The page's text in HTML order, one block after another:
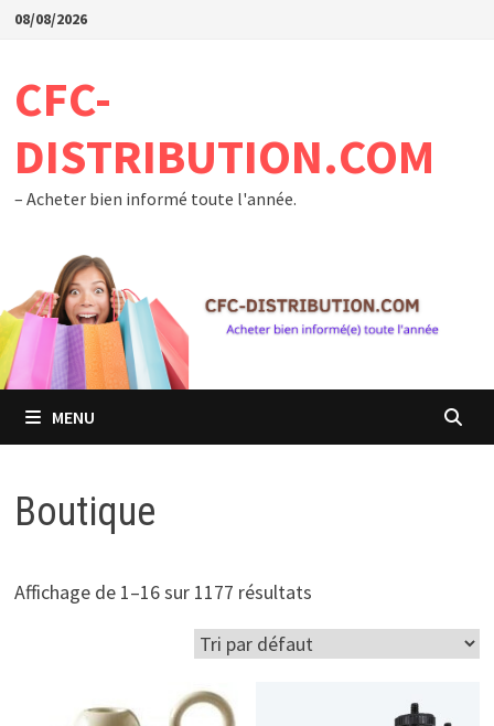
Passer
08/08/2026
CFC-
DISTRIBUTION.COM
– Acheter bien informé toute l'année.
MENU
Boutique
Affichage de 1–16 sur 1177 résultats